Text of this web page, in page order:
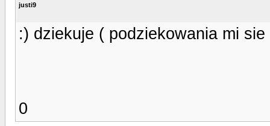
justi9
:) dziekuje ( podziekowania mi
0